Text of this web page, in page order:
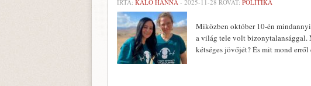
ÍRTA: KALÓ HANNA - 2025-11-28 ROVAT: POLITIKA
Miközben október 10-én
a világ tele volt bizonytalansággal.
kétséges jövőjét? És mit mond